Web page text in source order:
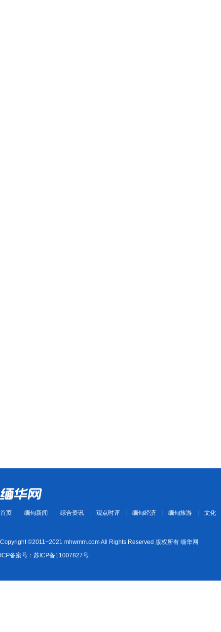
首页 缅甸新闻 综合资讯 观点时评 缅甸经济 缅甸旅游 文化
Copyright ©2011~2021 mhwmm.com All Rights Reserved 版权所有 缅华网
ICP备案号：苏ICP备11007827号